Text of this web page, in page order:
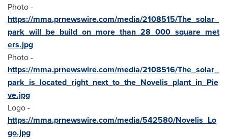
Photo -
https://mma.prnewswire.com/media/2108515/The_solar_
park_will_be_build_on_more_than_28_000_square_met
ers.jpg
Photo -
https://mma.prnewswire.com/media/2108516/The_solar_
park_is_located_right_next_to_the_Novelis_plant_in_Pie
ve.jpg
Logo -
https://mma.prnewswire.com/media/542580/Novelis_Lo
go.jpg